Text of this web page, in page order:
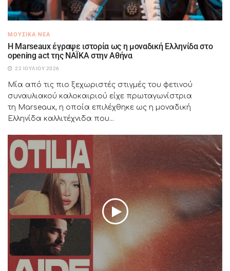
ΜΟΥΣΙΚΆ ΝΈΑ
H Marseaux έγραψε ιστορία ως η μοναδική Ελληνίδα στο
opening act της NAÏKA στην Αθήνα
22 ΙΟΥΛΊΟΥ 2026
Μία από τις πιο ξεχωριστές στιγμές του φετινού
συναυλιακού καλοκαιριού είχε πρωταγωνίστρια
τη Marseaux, η οποία επιλέχθηκε ως η μοναδική
Ελληνίδα καλλιτέχνιδα που...